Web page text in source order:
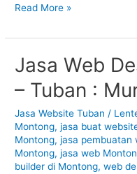
Read More »
Jasa Web
– Tuban :
Jasa Website Tuban /
Montong,jasa buat
Montong,jasa pembuatan
Montong,jasa web
builder di Montong,web
Jasa
Web
Design
Montong
–
Tuban
: